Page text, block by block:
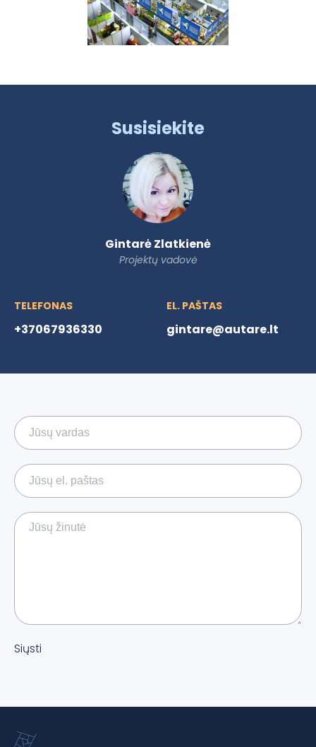
Susisiekite
Gintarė Zlatkienė
Projektų vadovė
TELEFONAS
+37067936330
EL. PAŠTAS
gintare@autare.lt
Siųsti